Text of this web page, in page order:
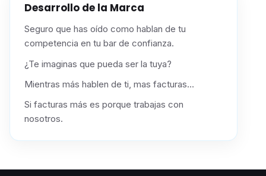
Desarrollo de la Marca
Seguro que has oído como hablan de tu
competencia en tu bar de confianza.
¿Te imaginas que pueda ser la tuya?
Mientras más hablen de ti, mas facturas…
Si facturas más es porque trabajas con
nosotros.